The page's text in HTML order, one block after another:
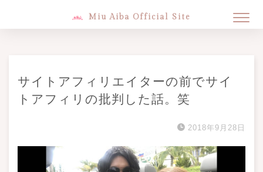
Miu Aiba Official Site
サイトアフィリエイターの前でサイ
トアフィリの批判した話。笑
2018年9月28日